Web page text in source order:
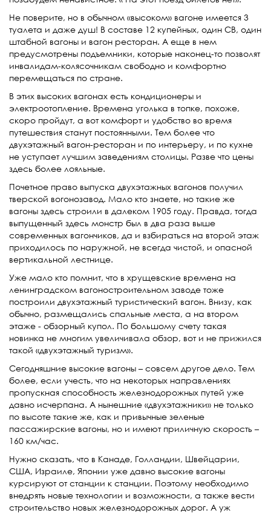
Не поверите, но в обычном «высоком» вагоне имеется 3
туалета и даже душ! В составе 12 купейных, один СВ, один
штабной вагоны и вагон ресторан. А еще в нем
предусмотрены подъемники, которые наконец-то позволят
инвалидам-колясочникам свободно и комфортно
перемещаться по стране.
В этих высоких вагонах есть кондиционеры и
электроотопление. Времена уголька в топке, похоже,
скоро пройдут, а вот комфорт и удобство во время
путешествия станут постоянными. Тем более что
двухэтажный вагон-ресторан и по интерьеру, и по кухне
не уступает лучшим заведениям столицы. Разве что цены
здесь более лояльные.
Почетное право выпуска двухэтажных вагонов получил
тверской вогонозавод. Мало кто знаете, но такие же
вагоны здесь строили в далеком 1905 году. Правда, тогда
выпущенный здесь монстр был в два раза выше
современных вагончиков, да и взбираться на второй этаж
приходилось по наружной, не всегда чистой, и опасной
вертикальной лестнице.
Уже мало кто помнит, что в хрущевские времена на
ленинградском вагоностроительном заводе тоже
построили двухэтажный туристический вагон. Внизу, как
обычно, размещались спальные места, а на втором
этаже - обзорный купол. По большому счету такая
новинка не многим увеличивала обзор, вот и не прижился
такой «двухэтажный туризм».
Сегодняшние высокие вагоны – совсем другое дело. Тем
более, если учесть, что на некоторых направлениях
пропускная способность железнодорожных путей уже
давно исчерпана. А нынешние «двухэтажники» не только
по высоте такие же, как и привычные зеленые
пассажирские вагоны, но и имеют приличную скорость –
160 км/час.
Нужно сказать, что в Канаде, Голландии, Швейцарии,
США, Израиле, Японии уже давно высокие вагоны
курсируют от станции к станции. Поэтому необходимо
внедрять новые технологии и возможности, а также вести
строительство новых железнодорожных дорог. А уж